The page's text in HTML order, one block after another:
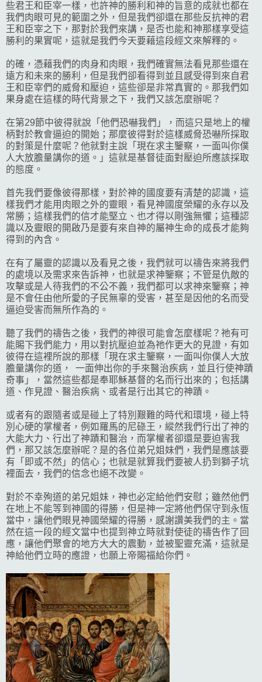
些君王和臣宰一樣，也許神的勝利和神的旨意的成就也都在
我們肉眼可見的範圍之外，但是我們卻還在那些反抗神的君
王和臣宰之下，那對於我們來講，是否也能和神那樣享受這
勝利的果實呢，這就是我們今天要藉這段經文來解釋的。
的確，憑藉我們的肉身和肉眼，我們確實無法看見那些還在
遠方和未來的勝利，但是我們卻看得到並且感受得到來自君
王和臣宰們的威脅和壓迫，這些卻是非常真實的。那我們如
果身處在這樣的時代背景之下，我們又該怎麼辦呢？
在第29節中彼得就說「他們恐嚇我們」，而這只是地上的權
柄對於教會逼迫的開始；那麼彼得對於這樣威脅恐嚇所採取
的對策是什麼呢？他就對主說「現在求主鑒察，一面叫你僕
人大放膽量講你的道。」這就是基督徒面對壓迫所應該採取
的態度。
首先我們要像彼得那樣，對於神的國度要有清楚的認識，這
樣我們才能用肉眼之外的靈眼，看見神國度榮耀的永存以及
常勝；這樣我們的信才能堅立、也才得以剛強無懼；這種認
識以及靈眼的開啟乃是要有來自神的屬神生命的成長才能夠
得到的內含。
在有了屬靈的認識以及看見之後，我們就可以禱告來將我們
的處境以及需求來告訴神，也就是求神鑒察；不管是仇敵的
攻擊或是人待我們的不公不義，我們都可以求神來鑒察；神
是不會任由他所愛的子民無辜的受害，甚至是因他的名而受
逼迫受害而無所作為的。
聽了我們的禱告之後，我們的神很可能會怎麼樣呢？祂有可
能賜下我們能力，用以對抗壓迫並為祂作更大的見證，有如
彼得在這裡所說的那樣「現在求主鑒察，一面叫你僕人大放
膽量講你的道， 一面伸出你的手來醫治疾病，並且行使神蹟
奇事」，當然這些都是奉耶穌基督的名而行出來的；包括講
道、作見證、醫治疾病、或者是行出其它的神蹟。
或者有的跟隨者或是碰上了特別艱難的時代和環境，碰上特
別心硬的掌權者，例如羅馬的尼碌王，縱然我們行出了神的
大能大力、行出了神蹟和醫治，而掌權者卻還是要迫害我
們，那又該怎麼辦呢？是的各位弟兄姐妹們，我們是應該要
有「即或不然」的信心；也就是就算我們要被人扔到獅子坑
裡面去，我們的信念也絕不改變。
對於不幸殉道的弟兄姐妹，神也必定給他們安慰；雖然他們
在地上不能等到神國的得勝，但是神一定將他們保守到永恆
當中，讓他們眼見神國榮耀的得勝，感謝讚美我們的主。當
然在這一段的經文當中也提到神立時就對使徒的禱告作了回
應，讓他們聚會的地方大大的震動，並被聖靈充滿，這就是
神給他們立時的應證，也願上帝賜福給你們。